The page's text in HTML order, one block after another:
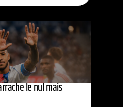
arrache le nul mais